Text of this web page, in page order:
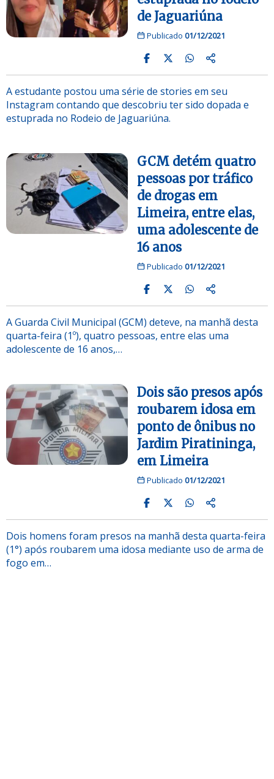
de Jaguariúna
Publicado 01/12/2021
A estudante postou uma série de stories em seu
Instagram contando que descobriu ter sido dopada e
estuprada no Rodeio de Jaguariúna.
GCM detém quatro
pessoas por tráfico
de drogas em
Limeira, entre elas,
uma adolescente de
16 anos
Publicado 01/12/2021
A Guarda Civil Municipal (GCM) deteve, na manhã desta
quarta-feira (1º), quatro pessoas, entre elas uma
adolescente de 16 anos,…
Dois são presos após
roubarem idosa em
ponto de ônibus no
Jardim Piratininga,
em Limeira
Publicado 01/12/2021
Dois homens foram presos na manhã desta quarta-feira
(1°) após roubarem uma idosa mediante uso de arma de
fogo em…